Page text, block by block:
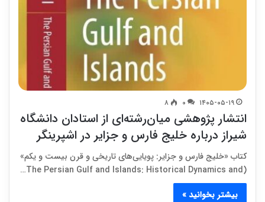
۱۴۰۵-۰۵-۱۹ ۰ ۸
انتشار پژوهشی میان‌رشته‌ای از استادان دانشگاه
شیراز درباره خلیج فارس و جزایر در اشپرینگر
کتاب «خلیج فارس و جزایر: پویایی‌های تاریخی و قرن بیست و یکم»
(The Persian Gulf and Islands: Historical Dynamics and…
بیشتر بخوانید »